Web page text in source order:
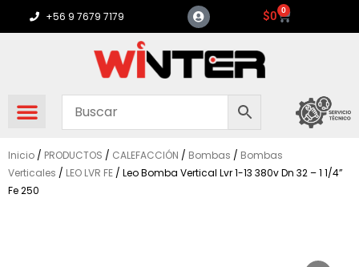
+56 9 7679 7179 $0 0
Carrito
Inicio / PRODUCTOS / CALEFACCIÓN / Bombas / Bombas
Verticales / LEO LVR FE / Leo Bomba Vertical Lvr 1-13 380v Dn 32 – 1 1/4”
Fe 250